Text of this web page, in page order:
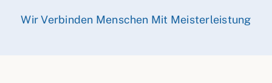
Wir Verbinden Menschen Mit Meisterleistung